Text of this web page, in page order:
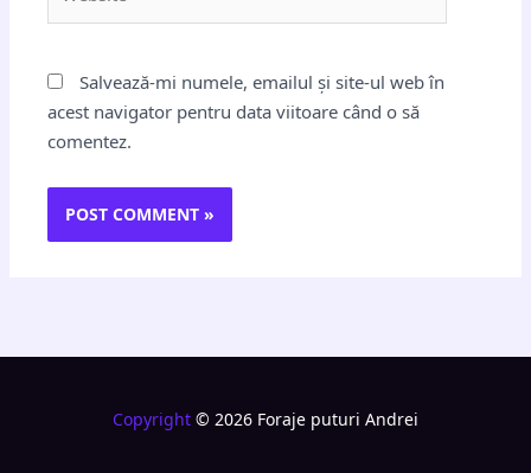
Salvează-mi numele, emailul și site-ul web în
acest navigator pentru data viitoare când o să
comentez.
Copyright © 2026 Foraje puturi Andrei